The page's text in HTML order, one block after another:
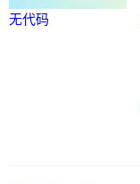
无代码